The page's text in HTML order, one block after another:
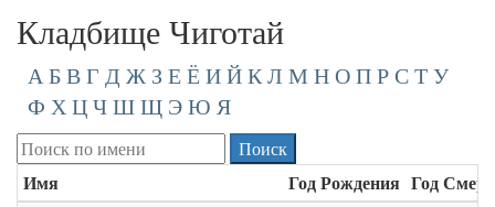
Кладбище Чиготай
АБВГ Д Ж З ЕЁИЙКЛ М НОПРСТУ
Ф ХЦЧШЩ ЭЮ Я
Имя Год Рождения Год